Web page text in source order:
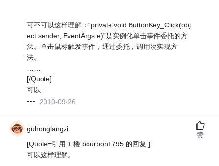
可不可以这样理解：“private void ButtonKey_Click(obj
ect sender, EventArgs e)”是实例化单击事件委托的方
法。单击鼠标触发事件，通过委托，调用次实现方
法。
[/Quote]
可以！
2010-09-26
guhonglangzi
[Quote=引用 1 楼 bourbon1795 的回复:]
可以这样理解。
赞